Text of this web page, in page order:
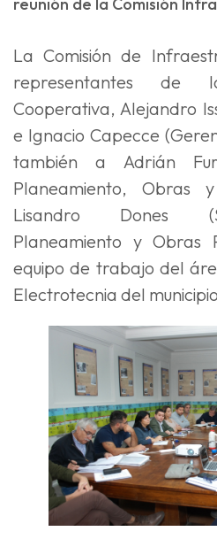
La Comisión de
representantes de
Cooperativa, Alejandro
e Ignacio Capecce
también a Adrián
Planeamiento, Obras y
Lisandro Dones
Planeamiento y Obras
equipo de trabajo del
Electrotecnia del